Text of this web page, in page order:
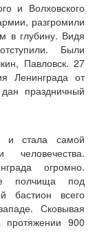
и Волховского
разгромили
в глубину. Видя
Были
Павловск. 27
Ленинграда от
праздничный
и стала самой
огромно.
полчища под
бастион всего
Сковывая
протяжении 900